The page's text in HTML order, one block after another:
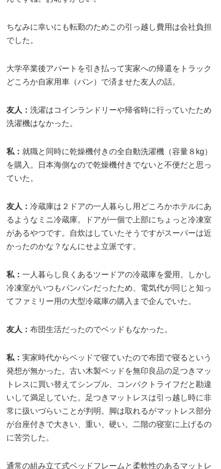
ちなみに幸いにも転勤のためこの引っ越し費用は会社負担
でした。
大学卒業後アパートを引き払って実家への帰還をトラック
どころか自家用車（バン）で済ませた友人の話。
友人：洗濯はコインランドリーや帰省時に行っていたため
洗濯機はなかった。
私： 就職と同時に乾燥機付きの全自動洗濯機（容量８kg）
を購入。日本海側なので乾燥機付きでないと不便だと思っ
ていた。
友人：冷蔵庫は２ドアの一人暮らし用どころかホテルにあ
るようなミニ冷蔵庫。ドアが一個で上部にちょっと冷凍室
があるやつです。自炊はしていたそうですがスーパーは近
かったのかな？なんにせよ立派です。
私：一人暮らし良くあるツードアの冷蔵庫を愛用。しかし
冷凍室がいつもパンパンだったため、電気代が同じと知っ
てファミリー用の大型冷蔵庫の購入まで企んでいた。
友人：布団生活だったのでベッドもなかった。
私：実家時代からベッドで寝ていたので布団で寝るという
発想が無かった。古い木製ベッドを無印良品の足つきマッ
トレスに買い替えてシンプル、コンパクトライフだと勘違
いして満足していた。足つきマットレスは引っ越し時に非
常に扱いづらいことが判明。脚は取れるがマットレス部分
が台座付きで大きい、重い、硬い。二階の寝室に上げるの
に苦労した。
通常の組み立て式ベッドフレームと柔軟性のあるマットレ